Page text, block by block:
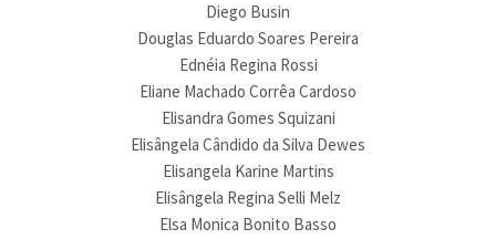
Diego Busin
Douglas Eduardo Soares Pereira
Ednéia Regina Rossi
Eliane Machado Corrêa Cardoso
Elisandra Gomes Squizani
Elisângela Cândido da Silva Dewes
Elisangela Karine Martins
Elisângela Regina Selli Melz
Elsa Monica Bonito Basso